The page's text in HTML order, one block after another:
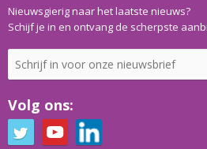
Nieuwsgierig naar het laatste nieuws?
Schijf je in en ontvang de scherpste
Volg ons: